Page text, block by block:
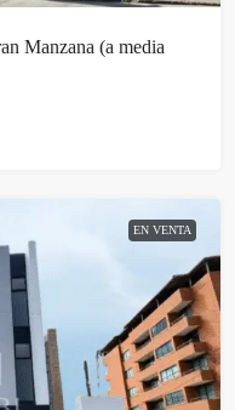
Manzana (a media
EN VENTA